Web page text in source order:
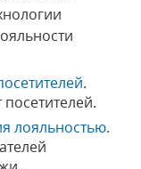
.
лояльностью.